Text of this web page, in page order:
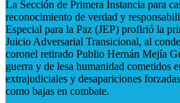
La Sección de Primera Instancia para
reconocimiento de verdad y
Especial para la Paz (JEP) profirió la
Juicio Adversarial Transicional, al
coronel retirado Publio Hernán Mejía
guerra y de lesa humanidad cometidos
extrajudiciales y desapariciones
como bajas en combate.